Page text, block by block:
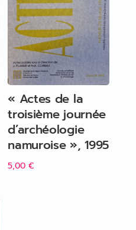
« Actes de la
troisième journée
d’archéologie
namuroise », 1995
5,00€